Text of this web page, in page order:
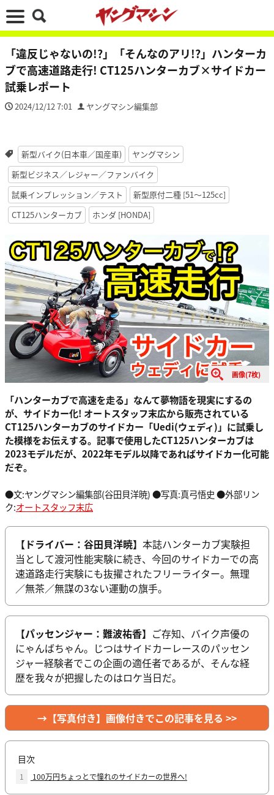
「違反じゃないの!?」「そんなのアリ!?」ハンターカ
ブで高速道路走行! CT125ハンターカブ×サイドカー
試乗レポート
2024/12/12 7:01 ヤングマシン編集部
新型バイク(日本車／国産車)
ヤングマシン
新型ビジネス／レジャー／ファンバイク
試乗インプレッション／テスト
新型原付二種 [51〜125cc]
CT125ハンターカブ
ホンダ [HONDA]
画像(7枚)
「ハンターカブで高速を走る」なんて夢物語を現実にするの
が、サイドカー化! オートスタッフ末広から販売されている
CT125ハンターカブのサイドカー「Uedi(ウェディ)」に試乗し
た模様をお伝えする。記事で使用したCT125ハンターカブは
2023モデルだが、2022年モデル以降であればサイドカー化可能
だぞ。
●文:ヤングマシン編集部(谷田貝洋暁) ●写真:真弓悟史 ●外部リン
ク:オートスタッフ末広
【ドライバー：谷田貝洋暁】 本誌ハンターカブ実験担
当として渡河性能実験に続き、今回のサイドカーでの高
速道路走行実験にも抜擢されたフリーライター。無理
／無茶／無謀の3ない運動の旗手。
【パッセンジャー：難波祐香】 ご存知、バイク声優の
にゃんばちゃん。じつはサイドカーレースのパッセン
ジャー経験者でこの企画の適任者であるが、そんな経
歴を我々が把握したのはロケ当日だ。
→【写真付き】画像付きでこの記事を見る >>
目次
1 100万円ちょっとで憧れのサイドカーの世界へ!